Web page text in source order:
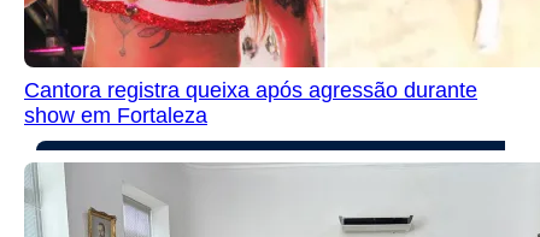
Cantora registra queixa após agressão durante
show em Fortaleza